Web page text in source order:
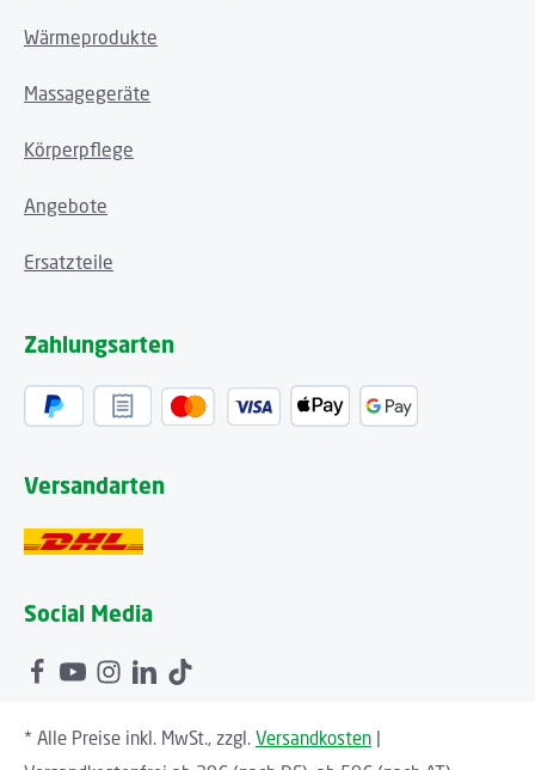
Wärmeprodukte
Massagegeräte
Körperpflege
Angebote
Ersatzteile
Zahlungsarten
Versandarten
Social Media
* Alle Preise inkl. MwSt., zzgl. Versandkosten |